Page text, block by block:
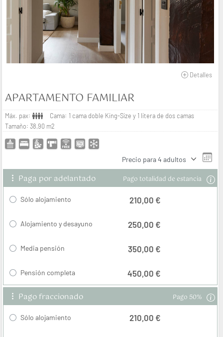
Detalles
APARTAMENTO FAMILIAR
Máx. pax: Cama: 1 cama doble King-Size y 1 litera de dos camas
Tamaño: 38,90 m2
Precio para4 adultos
Paga por adelantado Pago totalidad de estancia
Sólo alojamiento 210,00 €
Alojamiento y desayuno 250,00 €
Media pensión 350,00 €
Pensión completa 450,00 €
Pago fraccionado Pago 50%
Sólo alojamiento 210,00 €